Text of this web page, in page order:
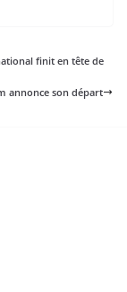
finit en tête de
annonce son départ